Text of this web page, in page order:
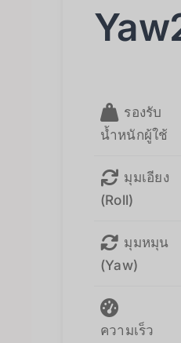
รองรับ
น้ำหนักผู้ใช้
มุมเอียง
(Roll)
มุมหมุน
(Yaw)
ความเร็ว